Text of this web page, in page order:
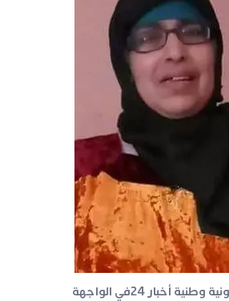
وطنية أخبار 24 في الواجهة